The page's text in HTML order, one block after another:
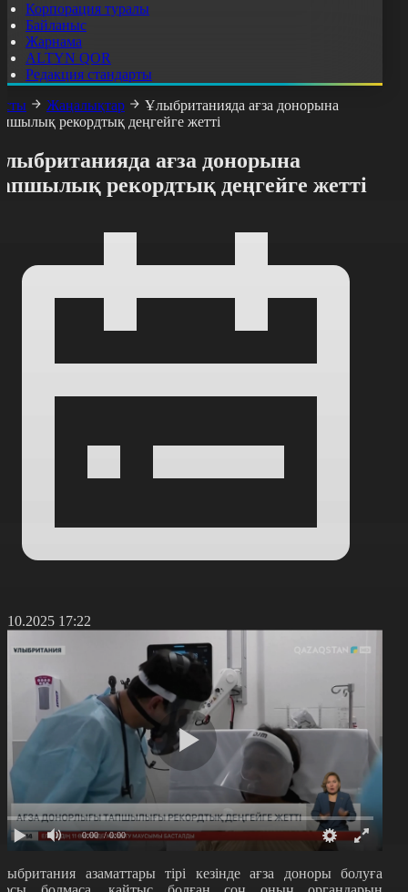
Корпорация туралы
Байланыс
Жарнама
ALTYN QOR
Редакция стандарты
Жаңалықтар
Ұлыбританияда ағза донорына
рекордтық деңгейге жетті
ағза донорына
рекордтық деңгейге жетті
17:22
0:00 / 0:00
азаматтары тірі кезінде ағза доноры болуға